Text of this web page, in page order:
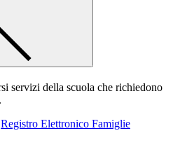
servizi della scuola che richiedono
Registro Elettronico Famiglie